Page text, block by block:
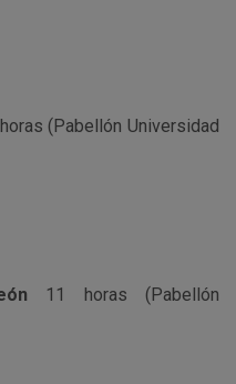
(Pabellón Universidad
11 horas (Pabellón